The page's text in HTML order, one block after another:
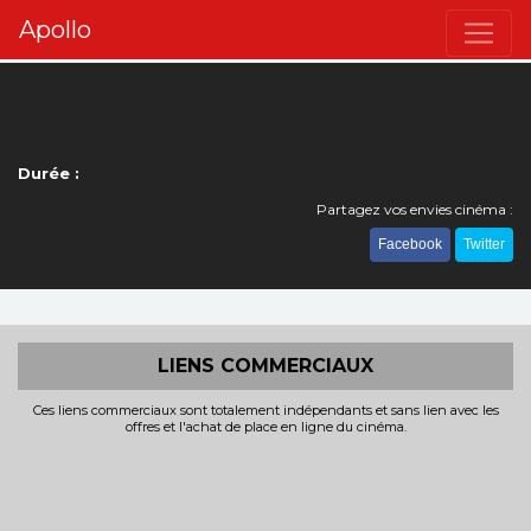
Apollo
Durée :
Partagez vos envies cinéma :
Facebook Twitter
LIENS COMMERCIAUX
Ces liens commerciaux sont totalement indépendants et sans lien avec les
offres et l'achat de place en ligne du cinéma.